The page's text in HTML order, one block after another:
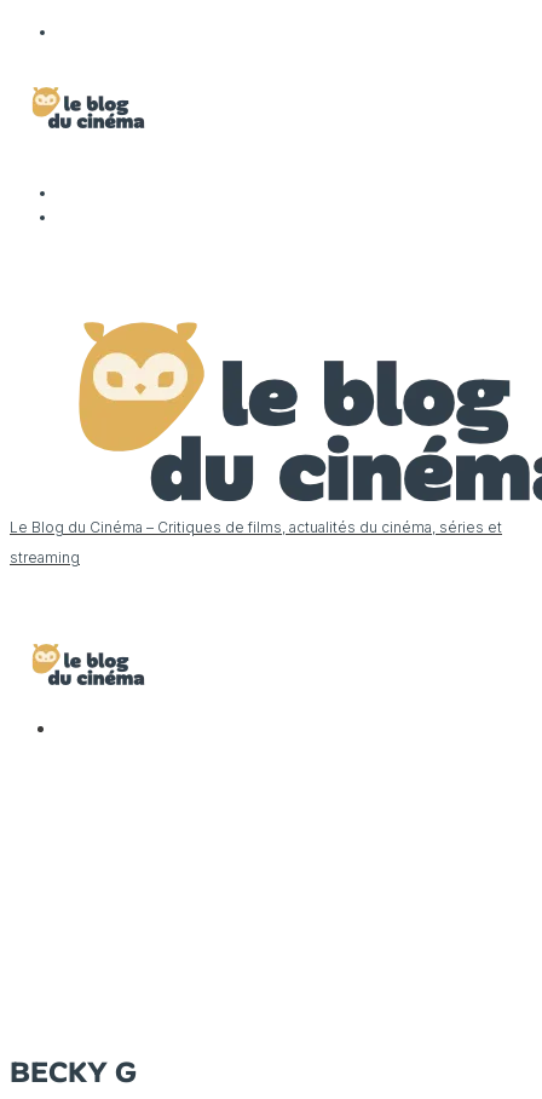
Le Blog du Cinéma – Critiques de films, actualités du cinéma, séries et
streaming
BECKY G